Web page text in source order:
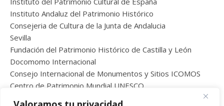
Instituto Andaluz del Patrimonio Histórico
Consejeria de Cultura de la Junta de Andalucia
Sevilla
Fundación del Patrimonio Histórico de Castilla y León
Docomomo Internacional
Consejo Internacional de Monumentos y Sitios ICOMOS
Centro de Patrimonio Mundial UNESCO
Centro Inter. para la Conserv. y Rest. de Bienes Culturales